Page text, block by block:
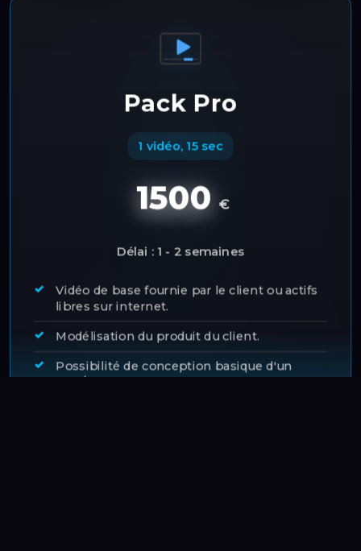
Pack Pro
1 vidéo, 15 sec
1500 €
Délai : 1 - 2 semaines
Vidéo de base fournie par le client ou actifs
libres sur internet.
Modélisation du produit du client.
Possibilité de conception basique d'un
flyer/design.